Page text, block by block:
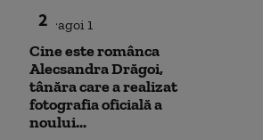
2
Cine este românca
Alecsandra Drăgoi,
tânăra care a realizat
fotografia oficială a
noului...